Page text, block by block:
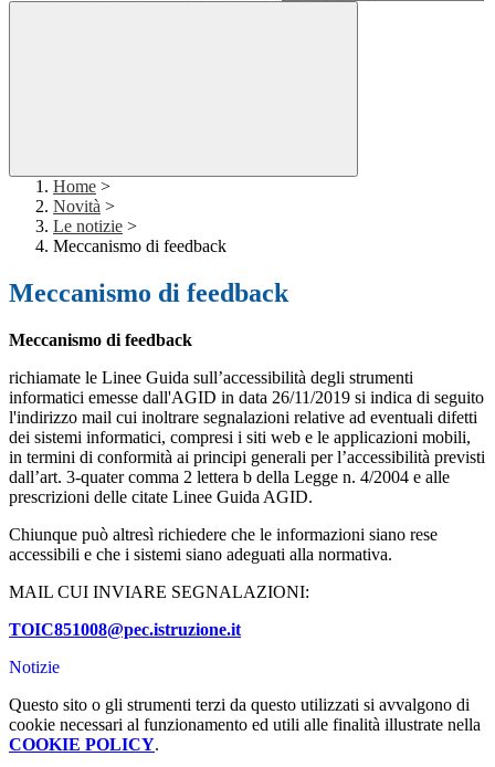
Home >
Novità >
Le notizie >
Meccanismo di feedback
Meccanismo di feedback
Meccanismo di feedback
richiamate le Linee Guida sull’accessibilità degli strumenti
informatici emesse dall'AGID in data 26/11/2019 si indica di seguito
l'indirizzo mail cui inoltrare segnalazioni relative ad eventuali difetti
dei sistemi informatici, compresi i siti web e le applicazioni mobili,
in termini di conformità ai principi generali per l’accessibilità previsti
dall’art. 3-quater comma 2 lettera b della Legge n. 4/2004 e alle
prescrizioni delle citate Linee Guida AGID.
Chiunque può altresì richiedere che le informazioni siano rese
accessibili e che i sistemi siano adeguati alla normativa.
MAIL CUI INVIARE SEGNALAZIONI:
TOIC851008@pec.istruzione.it
Notizie
Questo sito o gli strumenti terzi da questo utilizzati si avvalgono di
cookie necessari al funzionamento ed utili alle finalità illustrate nella
COOKIE POLICY.